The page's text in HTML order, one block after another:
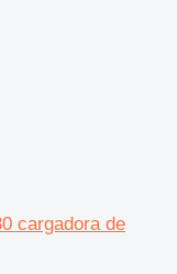
cargadora de